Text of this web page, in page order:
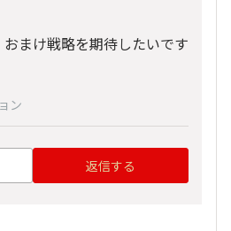
まけ戦略を期待したいです
ン
返信する